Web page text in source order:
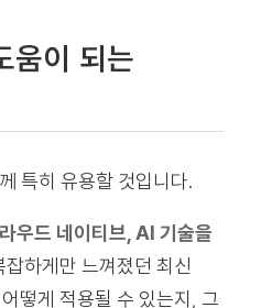
움이 되는
특히 유용할 것입니다.
우드 네이티브, AI 기술을
잡하게만 느껴졌던 최신
떻게 적용될 수 있는지, 그